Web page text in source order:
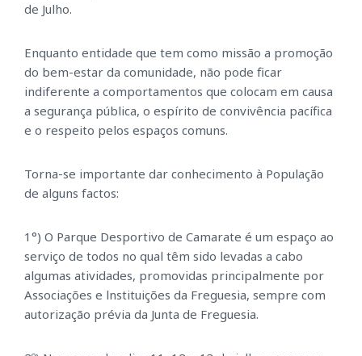
de Julho.
Enquanto entidade que tem como missão a promoção
do bem-estar da comunidade, não pode ficar
indiferente a comportamentos que colocam em causa
a segurança pública, o espírito de convivência pacífica
e o respeito pelos espaços comuns.
Torna-se importante dar conhecimento à População
de alguns factos:
1°) O Parque Desportivo de Camarate é um espaço ao
serviço de todos no qual têm sido levadas a cabo
algumas atividades, promovidas principalmente por
Associações e lnstituições da Freguesia, sempre com
autorização prévia da Junta de Freguesia.